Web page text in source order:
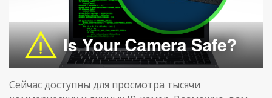
Сейчас доступны для просмотра тысячи